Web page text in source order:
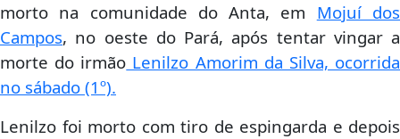
morto na comunidade do Anta, em Mojuí dos
Campos, no oeste do Pará, após tentar vingar a
morte do irmão Lenilzo Amorim da Silva, ocorrida
no sábado (1º).
Lenilzo foi morto com tiro de espingarda e depois